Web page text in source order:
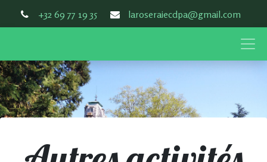
+32 69 77 19 35 laroseraiecdpa@gmail.com